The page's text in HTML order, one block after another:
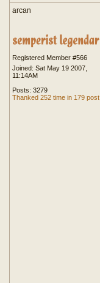
arcan
Registered Member #566
Joined: Sat May 19 2007,
11:14AM
Posts: 3279
Thanked 252 time in 179 post